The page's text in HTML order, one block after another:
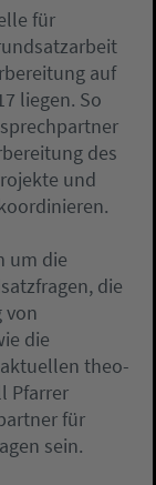
für
auf
liegen. So
des
und
um die
die
von
die
theo-
Pfarrer
für
sein.